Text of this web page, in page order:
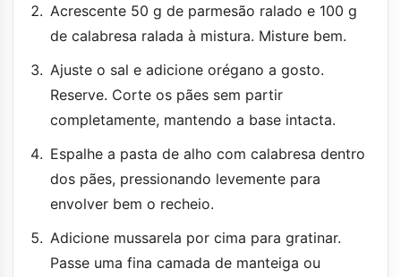
Acrescente 50 g de parmesão ralado e 100 g
de calabresa ralada à mistura. Misture bem.
Ajuste o sal e adicione orégano a gosto.
Reserve. Corte os pães sem partir
completamente, mantendo a base intacta.
Espalhe a pasta de alho com calabresa dentro
dos pães, pressionando levemente para
envolver bem o recheio.
Adicione mussarela por cima para gratinar.
Passe uma fina camada de manteiga ou